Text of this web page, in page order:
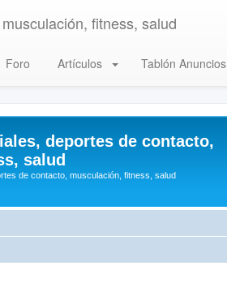
fitness, salud
Foro Artículos Tablón Anuncios
deportes de contacto,
salud
de contacto, musculación, fitness, salud